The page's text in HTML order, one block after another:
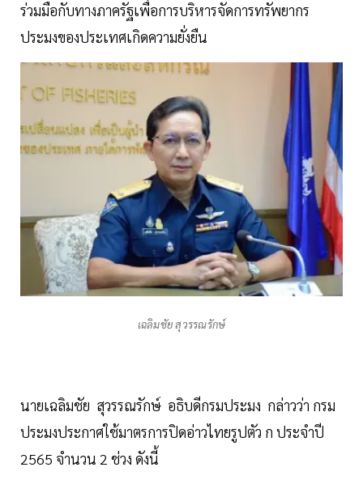
ร่วมมือกับทางภาครัฐเพื่อการบริหารจัดการทรัพยากร
ประมงของประเทศเกิดความยั่งยืน
เฉลิมชัย สุวรรณรักษ์
นายเฉลิมชัย สุวรรณรักษ์ อธิบดีกรมประมง กล่าวว่า กรม
ประมงประกาศใช้มาตรการปิดอ่าวไทยรูปตัว ก ประจำปี
2565 จำนวน 2 ช่วง ดังนี้